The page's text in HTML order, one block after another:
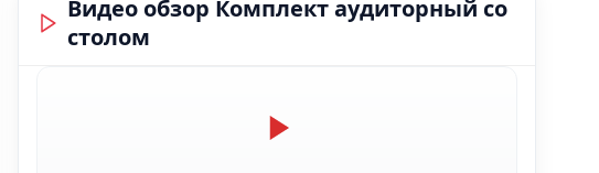
Видео обзор Комплект аудиторный со
столом